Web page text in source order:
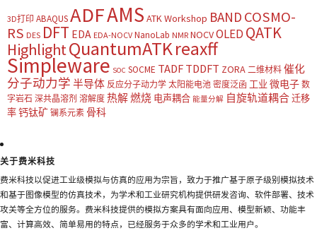
3D打印 ABAQUSADFAMS ATK Workshop BAND COSMO-
RS DES DFT EDA EDA-NOCV NanoLab NMR NOCVOLED QATK
HighlightQuantumATKreaxff
Simpleware SOC SOCME TADF TDDFT ZORA 二维材料 催化
分子动力学 半导体 反应分子动力学 太阳能电池 密度泛函 工业 微电子 数
字岩石 深共晶溶剂 溶解度 热解燃烧 电声耦合 能量分解 自旋轨道耦合迁移
率钙钛矿 镧系元素 骨科
关于费米科技
费米科技以促进工业级模拟与仿真的应用为宗旨，致力于推广基于原子级别模拟技术
和基于图像模型的仿真技术，为学术和工业研究机构提供研发咨询、软件部署、技术
攻关等全方位的服务。费米科技提供的模拟方案具有面向应用、模型新颖、功能丰
富、计算高效、简单易用的特点，已经服务于众多的学术和工业用户。